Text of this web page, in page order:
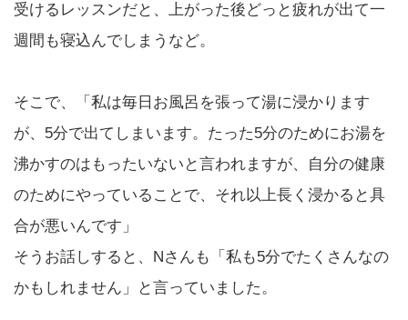
受けるレッスンだと、上がった後どっと疲れが出て一
週間も寝込んでしまうなど。
そこで、「私は毎日お風呂を張って湯に浸かります
が、5分で出てしまいます。たった5分のためにお湯を
沸かすのはもったいないと言われますが、自分の健康
のためにやっていることで、それ以上長く浸かると具
合が悪いんです」
そうお話しすると、Nさんも「私も5分でたくさんなの
かもしれません」と言っていました。